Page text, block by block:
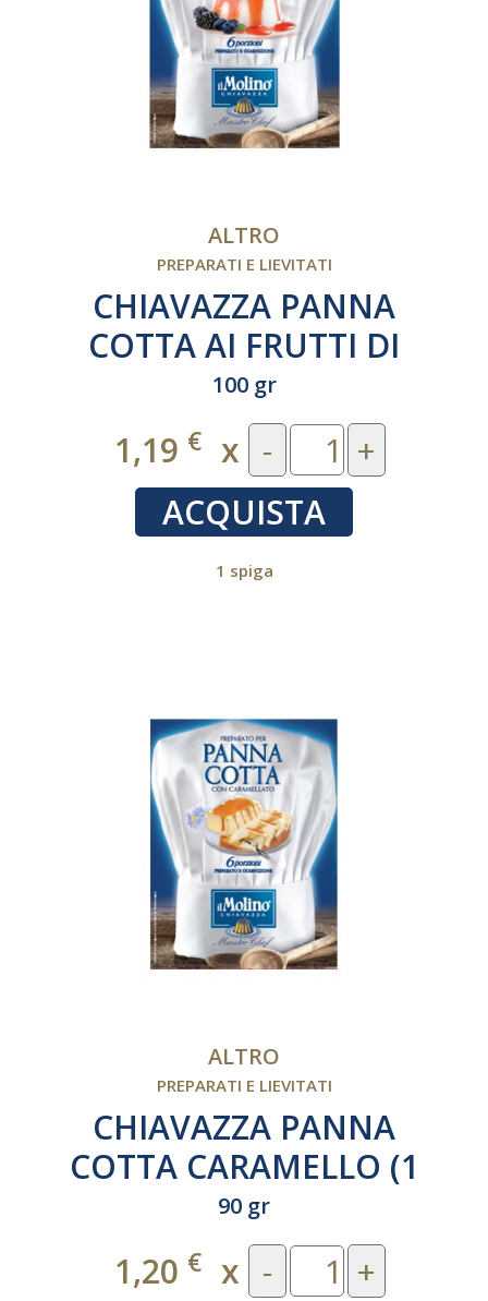
ALTRO
PREPARATI E LIEVITATI
CHIAVAZZA PANNA
COTTA AI FRUTTI DI
BOSCO
100 gr
1,19 € x -
+
ACQUISTA
1 spiga
ALTRO
PREPARATI E LIEVITATI
CHIAVAZZA PANNA
COTTA CARAMELLO (1
BUSTA)
90 gr
1,20 € x -
+